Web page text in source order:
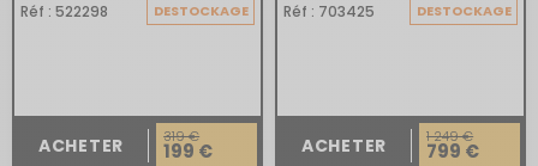
Réf : 522298 DESTOCKAGE
ACHETER 319 €
199 €
Réf : 703425 DESTOCKAGE
ACHETER 1 249 €
799 €